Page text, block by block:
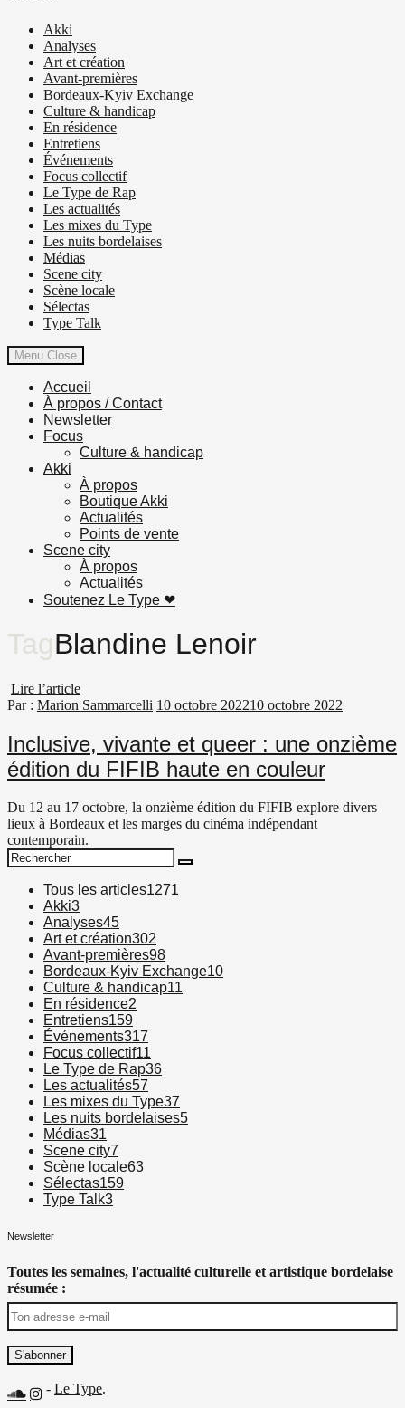
Akki
Analyses
Art et création
Avant-premières
Bordeaux-Kyiv Exchange
Culture & handicap
En résidence
Entretiens
Événements
Focus collectif
Le Type de Rap
Les actualités
Les mixes du Type
Les nuits bordelaises
Médias
Scene city
Scène locale
Sélectas
Type Talk
Menu Close
Accueil
À propos / Contact
Newsletter
Focus
Culture & handicap
Akki
À propos
Boutique Akki
Actualités
Points de vente
Scene city
À propos
Actualités
Soutenez Le Type ❤︎
TagBlandine Lenoir
Lire l’article
Par : Marion Sammarcelli 10 octobre 202210 octobre 2022
Inclusive, vivante et queer : une onzième
édition du FIFIB haute en couleur
Du 12 au 17 octobre, la onzième édition du FIFIB explore divers
lieux à Bordeaux et les marges du cinéma indépendant
contemporain.
Search
for:
Search
Tous les articles1271
Akki3
Analyses45
Art et création302
Avant-premières98
Bordeaux-Kyiv Exchange10
Culture & handicap11
En résidence2
Entretiens159
Événements317
Focus collectif11
Le Type de Rap36
Les actualités57
Les mixes du Type37
Les nuits bordelaises5
Médias31
Scene city7
Scène locale63
Sélectas159
Type Talk3
Newsletter
Toutes les semaines, l'actualité culturelle et artistique bordelaise
résumée :
- Le Type.